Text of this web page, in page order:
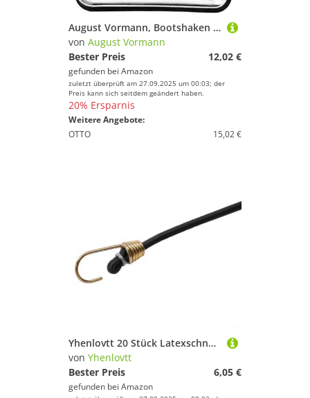
August Vormann, Bootshaken Kistengriff DIN3136 100 x 80 mm Edelstahl matt, 48560
von August Vormann
Bester Preis
12,02 €
gefunden bei Amazon
zuletzt überprüft am 27.09.2025 um 00:03; der
Preis kann sich seitdem geändert haben.
20% Ersparnis
Weitere Angebote:
OTTO
15,02 €
Yhenlovtt 20 Stück Latexschnur, strapazierfähig, elastisch, Bungee-Schnur, Haken, Gepäck, schwarz
von Yhenlovtt
Bester Preis
6,05 €
gefunden bei Amazon